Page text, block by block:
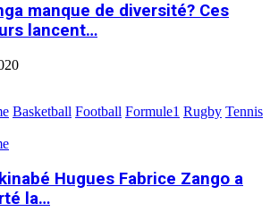
manque de diversité? Ces
lancent…
Basketball Football Formule1 Rugby Tennis
Hugues Fabrice Zango a
la…